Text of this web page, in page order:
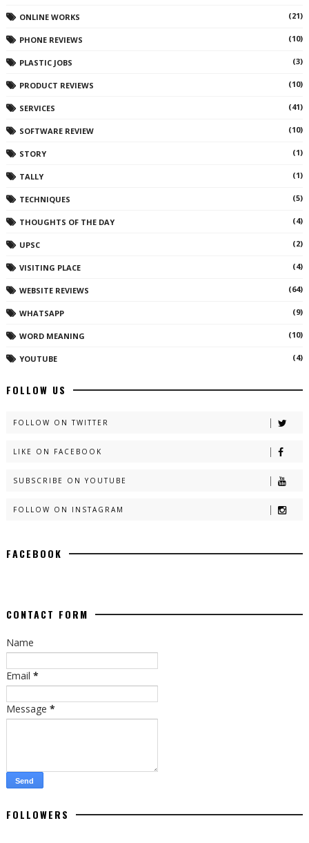
ONLINE WORKS (21)
PHONE REVIEWS (10)
PLASTIC JOBS (3)
PRODUCT REVIEWS (10)
SERVICES (41)
SOFTWARE REVIEW (10)
STORY (1)
TALLY (1)
TECHNIQUES (5)
THOUGHTS OF THE DAY (4)
UPSC (2)
VISITING PLACE (4)
WEBSITE REVIEWS (64)
WHATSAPP (9)
WORD MEANING (10)
YOUTUBE (4)
FOLLOW US
FOLLOW ON TWITTER
LIKE ON FACEBOOK
SUBSCRIBE ON YOUTUBE
FOLLOW ON INSTAGRAM
FACEBOOK
CONTACT FORM
Name
Email *
Message *
FOLLOWERS